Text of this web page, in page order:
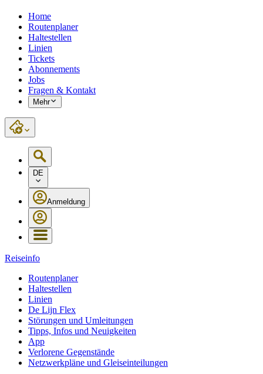
Home
Routenplaner
Haltestellen
Linien
Tickets
Abonnements
Jobs
Fragen & Kontakt
Mehr
DE
Anmeldung
Reiseinfo
Routenplaner
Haltestellen
Linien
De Lijn Flex
Störungen und Umleitungen
Tipps, Infos und Neuigkeiten
App
Verlorene Gegenstände
Netzwerkpläne und Gleiseinteilungen